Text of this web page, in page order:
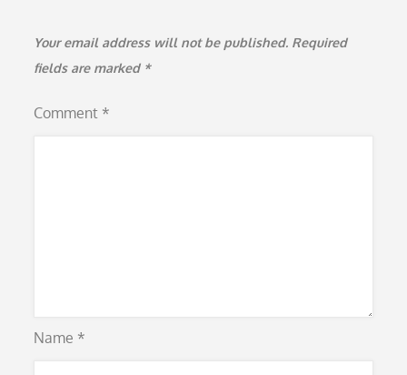
Your email address will not be published. Required
fields are marked *
Comment *
Name *